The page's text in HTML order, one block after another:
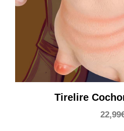
Tirelire
22,99